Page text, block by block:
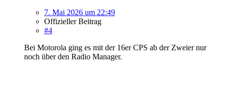
7. Mai 2026 um 22:49
Offizieller Beitrag
#4
Bei Motorola ging es mit der 16er CPS ab der Zweier nur
noch über den Radio Manager.